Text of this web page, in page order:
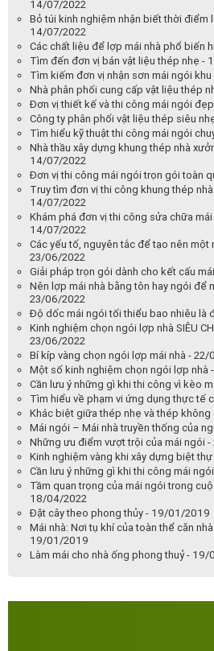
14/07/2022
Bỏ túi kinh nghiệm nhận biết thời điểm
14/07/2022
Các chất liệu để lợp mái nhà phổ biến
Tìm đến đơn vị bán vật liệu thép nhẹ -
Tìm kiếm đơn vị nhận sơn mái ngói
Nhà phân phối cung cấp vật liệu thép
Đơn vị thiết kế và thi công mái ngói
Công ty phân phối vật liệu thép siêu
Tìm hiểu kỹ thuật thi công mái ngói
Nhà thầu xây dựng khung thép nhà
14/07/2022
Đơn vị thi công mái ngói trọn gói toàn
Truy tìm đơn vị thi công khung thép
14/07/2022
Khám phá đơn vị thi công sửa chữa
14/07/2022
Các yếu tố, nguyên tắc để tạo nên một
23/06/2022
Giải pháp trọn gói dành cho kết cấu
Nên lợp mái nhà bằng tôn hay ngói để
23/06/2022
Độ dốc mái ngói tối thiểu bao nhiêu là
Kinh nghiệm chọn ngói lợp nhà SIÊU
23/06/2022
Bí kíp vàng chọn ngói lợp mái nhà - 22/
Một số kinh nghiệm chọn ngói lợp nhà
Cần lưu ý những gì khi thi công vì kèo
Tìm hiểu về phạm vi ứng dụng thực tế
Khác biệt giữa thép nhẹ và thép
Mái ngói – Mái nhà truyền thống của
Những ưu điểm vượt trội của mái ngói
Kinh nghiệm vàng khi xây dựng biệt
Cần lưu ý những gì khi thi công mái
Tầm quan trọng của mái ngói trong
18/04/2022
Đặt cây theo phong thủy - 19/01/2019
Mái nhà: Nơi tụ khí của toàn thể căn
19/01/2019
Làm mái cho nhà ống phong thuỷ -